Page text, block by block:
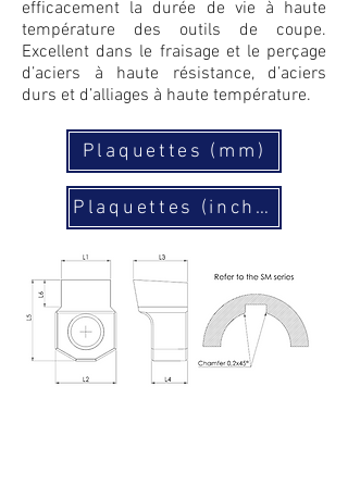
efficacement la durée de vie à haute
température des outils de coupe.
Excellent dans le fraisage et le perçage
d’aciers à haute résistance, d’aciers
durs et d’alliages à haute température.
Plaquettes (mm)
Plaquettes (inches)